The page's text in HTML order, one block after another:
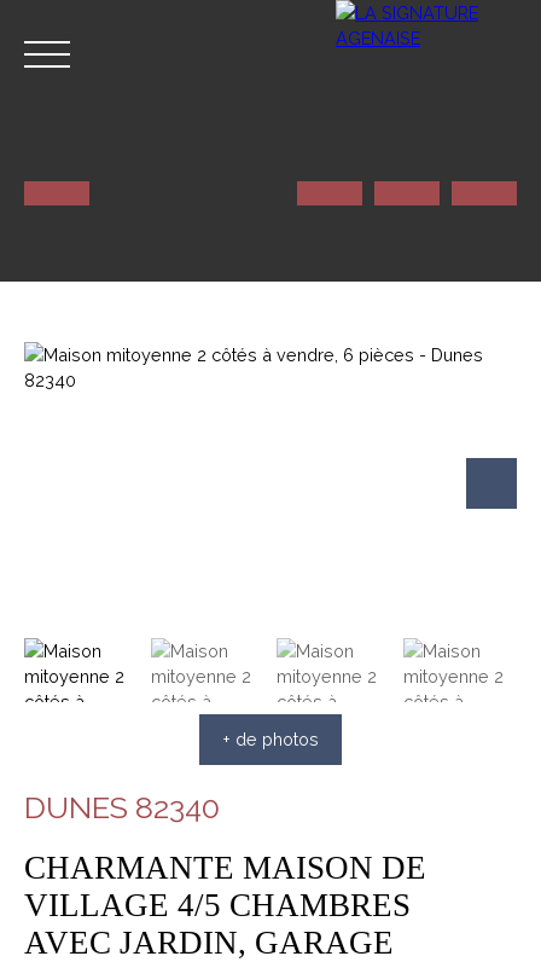
+ de photos
DUNES 82340
CHARMANTE MAISON DE
VILLAGE 4/5 CHAMBRES
AVEC JARDIN, GARAGE